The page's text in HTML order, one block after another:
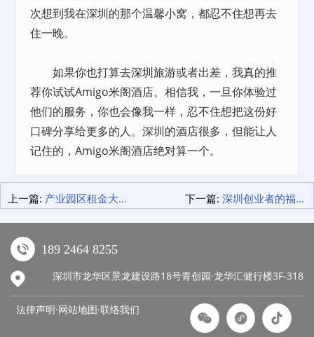
次想到我在深圳的那个温馨小窝，都忍不住想再去
住一晚。
如果你也打算去深圳旅游或者出差，我真的推
荐你试试Amigo米阁酒店。相信我，一旦你体验过
他们的服务，你也会像我一样，忍不住想把这份好
口碑分享给更多的人。深圳的酒店很多，但能让人
记住的，Amigo米阁酒店绝对算一个。
上一篇: 产业园区租金大揭秘，青创智园集团竟然这么良心！ 下一篇: 深圳创业者的福音：信息产业园房屋出租，青创园让你一步到位！
189 2464 8255
深圳市龙华区景龙建设路18号青创园·龙华汇健行楼3F-318
法律声明·网站地图·联络我们